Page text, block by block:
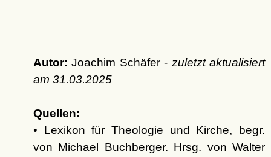
Autor: Joachim Schäfer - zuletzt aktualisiert
am 31.03.2025
Quellen:
• Lexikon für Theologie und Kirche, begr.
von Michael Buchberger. Hrsg. von Walter